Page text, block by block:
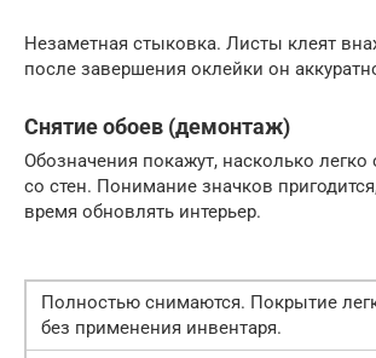
Незаметная стыковка. Листы клеят
после завершения оклейки он
Снятие обоев (демонтаж)
Обозначения покажут, насколько
со стен. Понимание значков
время обновлять интерьер.
Полностью снимаются. Покрытие
без применения инвентаря.